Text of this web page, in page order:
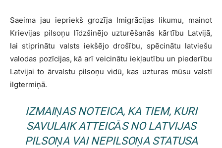
Saeima jau iepriekš grozīja Imigrācijas likumu, mainot
Krievijas pilsoņu līdzšinējo uzturēšanās kārtību Latvijā,
lai stiprinātu valsts iekšējo drošību, spēcinātu latviešu
valodas pozīcijas, kā arī veicinātu iekļautību un piederību
Latvijai to ārvalstu pilsoņu vidū, kas uzturas mūsu valstī
ilgtermiņā.
IZMAIŅAS NOTEICA, KA TIEM, KURI
SAVULAIK ATTEICĀS NO LATVIJAS
PILSOŅA VAI NEPILSOŅA STATUSA